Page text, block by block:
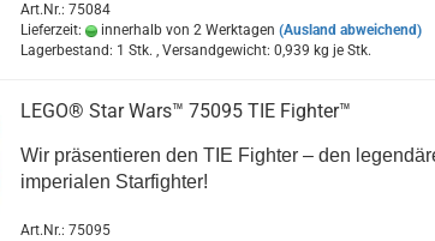
Art.Nr.: 75084
Lieferzeit:
innerhalb von 2 Werktagen (Ausland abweichend)
Lagerbestand: 1 Stk. , Versandgewicht: 0,939 kg je Stk.
LEGO® Star Wars™ 75095 TIE Fighter™
Wir präsentieren den TIE Fighter – den
imperialen Starfighter!
Art.Nr.: 75095